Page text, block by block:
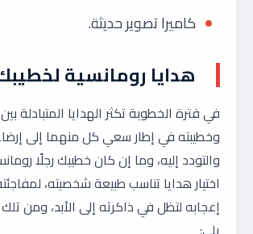
كاميرا تصوير حديثة.
هدايا رومانسية
في فترة الخطوبة تكثر الهدايا المتبادلة
وخطيبته في إطار سعي كل منهما إلى
والتودد إليه، وما إن كان خطيبك رجلًا
اختيار هدايا تناسب طبيعة شخصيته،
إعجابه لتظل في ذاكرته إلى الأبد، ومن تلك